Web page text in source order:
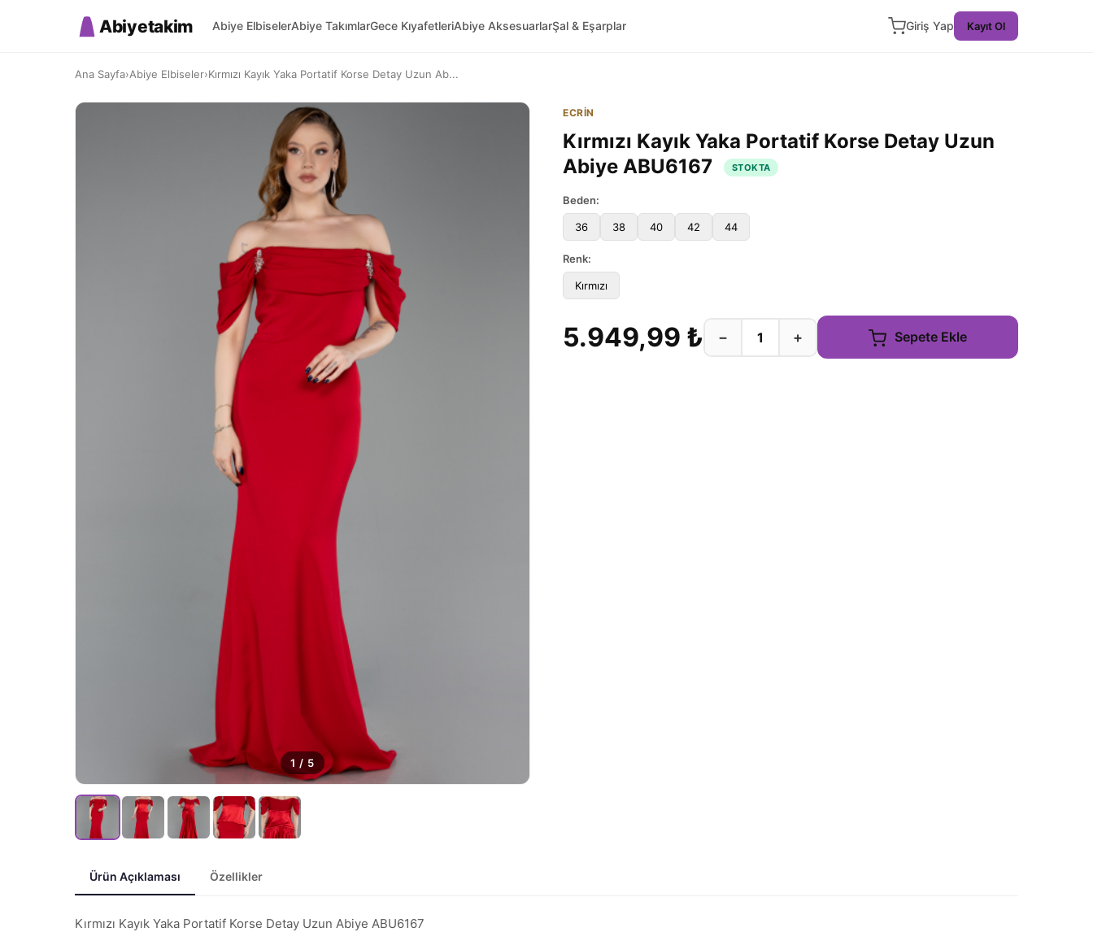
Abiyetakim Abiye ElbiselerAbiye TakımlarGece KıyafetleriAbiye AksesuarlarŞal & Eşarplar Giriş Yap Kayıt Ol
Ana Sayfa›Abiye Elbiseler›Kırmızı Kayık Yaka Portatif Korse Detay Uzun Ab...
1 / 5
ECRİN
Kırmızı Kayık Yaka Portatif Korse Detay Uzun
Abiye ABU6167
STOKTA
Beden:
36 38 40 42 44
Renk:
Kırmızı
5.949,99 ₺ − + Sepete Ekle
Ürün Açıklaması Özellikler
Kırmızı Kayık Yaka Portatif Korse Detay Uzun Abiye ABU6167